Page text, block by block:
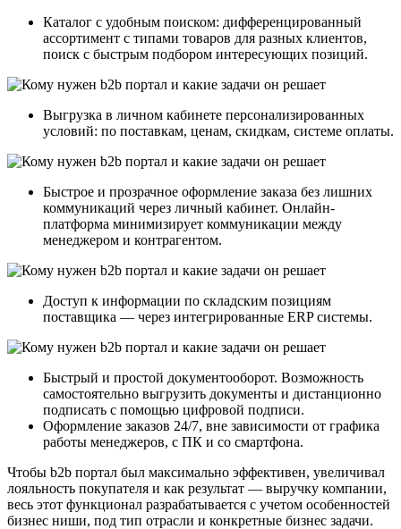
Каталог с удобным поиском: дифференцированный
ассортимент с типами товаров для разных клиентов,
поиск с быстрым подбором интересующих позиций.
Выгрузка в личном кабинете персонализированных
условий: по поставкам, ценам, скидкам, системе оплаты.
Быстрое и прозрачное оформление заказа без лишних
коммуникаций через личный кабинет. Онлайн-
платформа минимизирует коммуникации между
менеджером и контрагентом.
Доступ к информации по складским позициям
поставщика — через интегрированные ERP системы.
Быстрый и простой документооборот. Возможность
самостоятельно выгрузить документы и дистанционно
подписать с помощью цифровой подписи.
Оформление заказов 24/7, вне зависимости от графика
работы менеджеров, с ПК и со смартфона.
Чтобы b2b портал был максимально эффективен, увеличивал
лояльность покупателя и как результат — выручку компании,
весь этот функционал разрабатывается с учетом особенностей
бизнес ниши, под тип отрасли и конкретные бизнес задачи.